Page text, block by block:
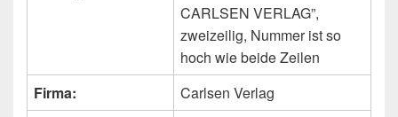
CARLSEN VERLAG”,
zweizeilig, Nummer ist so
hoch wie beide Zeilen
Firma:
Carlsen Verlag